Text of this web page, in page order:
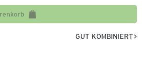
GUT KOMBINIERT